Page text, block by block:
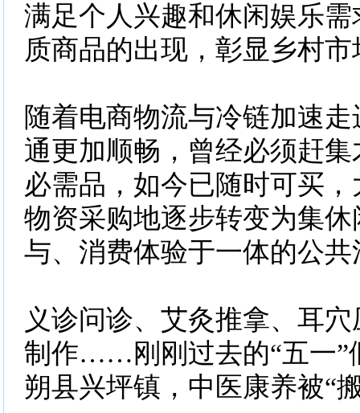
满足个人兴趣和休闲娱乐
质商品的出现，彰显乡村
随着电商物流与冷链加速
通更加顺畅，曾经必须赶
必需品，如今已随时可买
物资采购地逐步转变为集
与、消费体验于一体的公
义诊问诊、艾灸推拿、耳
制作……刚刚过去的“五一”
朔县兴坪镇，中医康养被“